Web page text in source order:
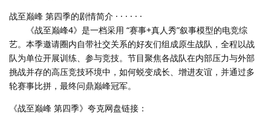
战至巅峰 第四季的剧情简介 · · · · · ·
《战至巅峰4》是一档采用 “赛事+真人秀”叙事模型的电竞综
艺。本季邀请圈内自带社交关系的好友们组成原生战队，全程以战
队为单位开展训练、参与竞技。节目聚焦各战队在内部压力与外部
挑战并存的高压竞技环境中，如何蜕变成长、增进友谊，并通过多
轮赛事比拼，最终问鼎巅峰冠军。
《战至巅峰 第四季》夸克网盘链接：